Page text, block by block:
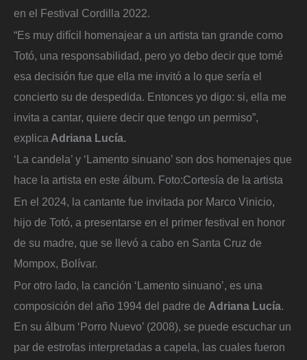
en el Festival Cordilla 2022.
“Es muy difícil homenajear a un artista tan grande como
Totó, una responsabilidad, pero yo debo decir que tomé
esa decisión fue que ella me invitó a lo que sería el
concierto su de despedida. Entonces yo digo: si, ella me
invita a cantar, quiere decir que tengo un permiso”,
explica Adriana Lucía.
‘La candela’ y ‘Lamento sinuano’ son dos homenajes que
hace la artista en este álbum. Foto:Cortesía de la artista
En el 2024, la cantante fue invitada por Marco Vinicio,
hijo de Totó, a presentarse en el primer festival en honor
de su madre, que se llevó a cabo en Santa Cruz de
Mompox, Bolívar.
Por otro lado, la canción ‘Lamento sinuano’, es una
composición del año 1994 del padre de Adriana Lucía.
En su álbum ‘Porro Nuevo’ (2008), se puede escuchar un
par de estrofas interpretadas a capela, las cuales fueron